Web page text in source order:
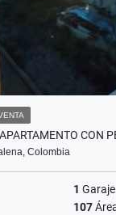
CON
Colombia
1 Garaje
107